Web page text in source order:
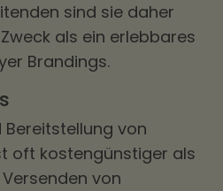
sind sie daher
als ein erlebbares
Brandings.
Bereitstellung von
oft kostengünstiger als
von